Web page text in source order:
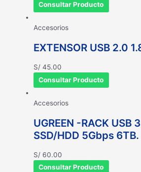
Consultar Producto
Accesorios
EXTENSOR USB 2.0
S/ 45.00
Consultar Producto
Accesorios
UGREEN -RACK USB
SSD/HDD 5Gbps 6TB.
S/ 60.00
Consultar Producto